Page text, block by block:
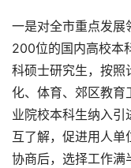
一是对全市重点发展
200位的国内高校本
科硕士研究生，按照
化、体育、郊区教育
业院校本科生纳入引
互了解，促进用人单
协商后，选择工作满